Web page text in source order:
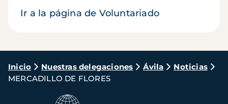
Ir a la página de Voluntariado
Ruta
de
navegación
Inicio Nuestras delegaciones Ávila
Noticias
MERCADILLO DE FLORES